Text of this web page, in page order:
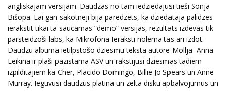
angliskajām versijām. Daudzas no tām iedziedājusi tieši Sonja
Bišopa. Lai gan sākotnēji bija paredzēts, ka dziedātāja palīdzēs
ierakstīt tikai tā saucamās ”demo” versijas, rezultāts izdevās tik
pārsteidzoši labs, ka Mikrofona Ieraksti nolēma tās arī izdot.
Daudzu albumā ietilpstošo dziesmu teksta autore Mollja -Anna
Leikina ir plaši pazīstama ASV un rakstījusi dziesmas tādiem
izpildītājiem kā Cher, Placido Domingo, Billie Jo Spears un Anne
Murray. Ieguvusi daudzus platīna un zelta disku apbalvojumus un